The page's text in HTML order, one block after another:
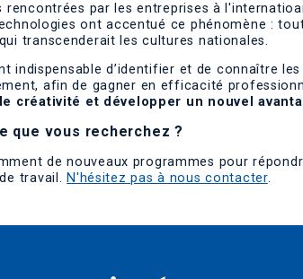
par les entreprises à
ont accentué ce phénomène :
transcenderait les cultures nationales.
indispensable d’identifier et de connaître
afin de gagner en efficacité
créativité et développer un nouvel
que vous recherchez ?
de nouveaux programmes pour
travail. N'hésitez pas à nous contacter.